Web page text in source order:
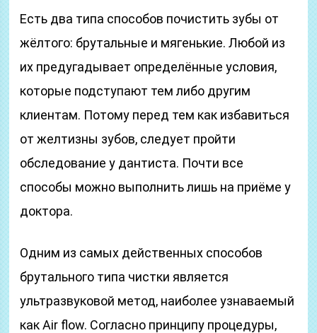
Есть два типа способов почистить зубы от
жёлтого: брутальные и мягенькие. Любой из
их предугадывает определённые условия,
которые подступают тем либо другим
клиентам. Потому перед тем как избавиться
от желтизны зубов, следует пройти
обследование у дантиста. Почти все
способы можно выполнить лишь на приёме у
доктора.
Одним из самых действенных способов
брутального типа чистки является
ультразвуковой метод, наиболее узнаваемый
как Air flow. Согласно принципу процедуры,